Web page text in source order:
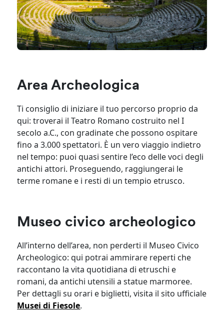
Area Archeologica
Ti consiglio di iniziare il tuo percorso proprio da
qui: troverai il Teatro Romano costruito nel I
secolo a.C., con gradinate che possono ospitare
fino a 3.000 spettatori. È un vero viaggio indietro
nel tempo: puoi quasi sentire l’eco delle voci degli
antichi attori. Proseguendo, raggiungerai le
terme romane e i resti di un tempio etrusco.
Museo civico archeologico
All’interno dell’area, non perderti il Museo Civico
Archeologico: qui potrai ammirare reperti che
raccontano la vita quotidiana di etruschi e
romani, da antichi utensili a statue marmoree.
Per dettagli su orari e biglietti, visita il sito ufficiale
Musei di Fiesole.